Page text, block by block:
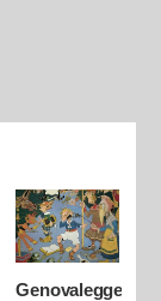
Genovalegge